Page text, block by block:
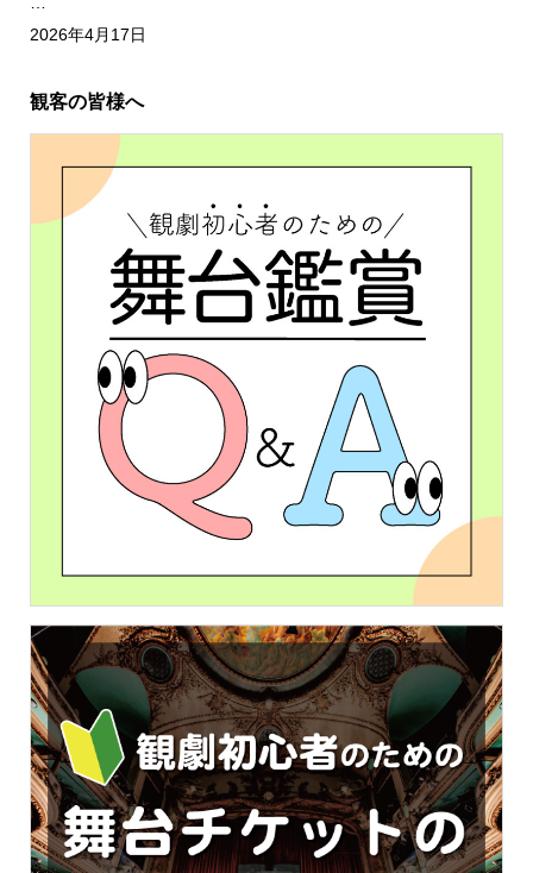
2026年4月17日
観客の皆様へ